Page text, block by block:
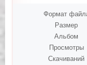
Формат
Размер
Альбом
Просмотры
Скачиваний